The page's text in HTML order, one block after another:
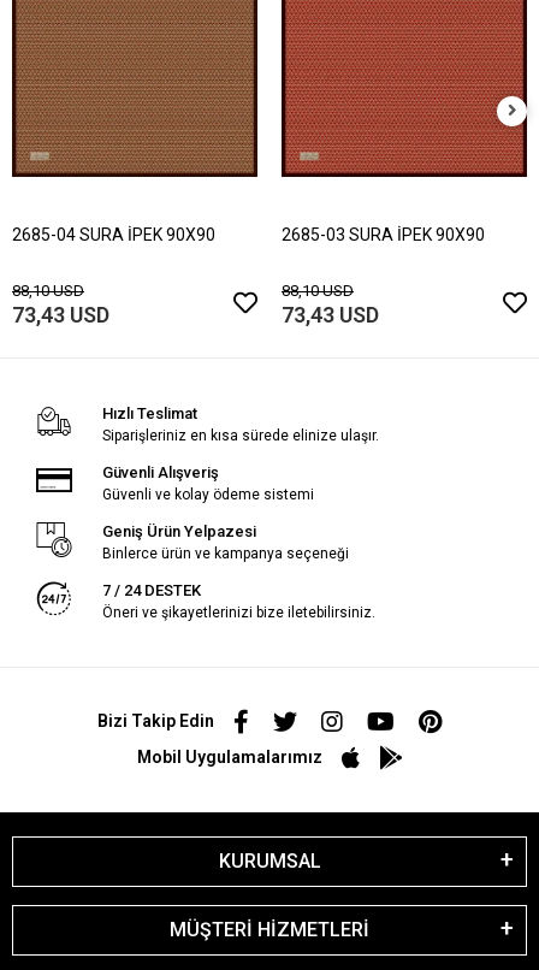
2685-04 SURA İPEK 90X90
88,10 USD
73,43 USD
2685-03 SURA İPEK 90X90
88,10 USD
73,43 USD
Hızlı Teslimat
Siparişleriniz en kısa sürede elinize ulaşır.
Güvenli Alışveriş
Güvenli ve kolay ödeme sistemi
Geniş Ürün Yelpazesi
Binlerce ürün ve kampanya seçeneği
7 / 24 DESTEK
Öneri ve şikayetlerinizi bize iletebilirsiniz.
Bizi Takip Edin
Mobil Uygulamalarımız
KURUMSAL
MÜŞTERİ HİZMETLERİ